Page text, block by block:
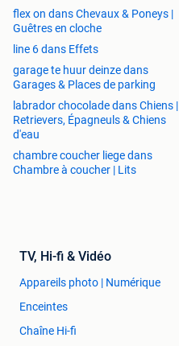
flex on dans Chevaux & Poneys |
Guêtres en cloche
line 6 dans Effets
garage te huur deinze dans
Garages & Places de parking
labrador chocolade dans Chiens |
Retrievers, Épagneuls & Chiens
d'eau
chambre coucher liege dans
Chambre à coucher | Lits
TV, Hi-fi & Vidéo
Appareils photo | Numérique
Enceintes
Chaîne Hi-fi